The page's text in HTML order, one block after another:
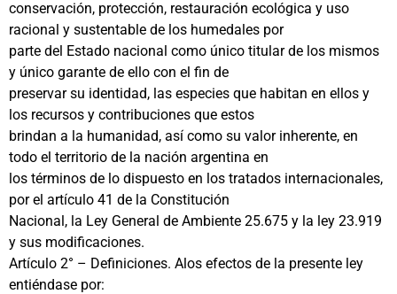
conservación, protección, restauración ecológica y uso
racional y sustentable de los humedales por
parte del Estado nacional como único titular de los mismos
y único garante de ello con el fin de
preservar su identidad, las especies que habitan en ellos y
los recursos y contribuciones que estos
brindan a la humanidad, así como su valor inherente, en
todo el territorio de la nación argentina en
los términos de lo dispuesto en los tratados internacionales,
por el artículo 41 de la Constitución
Nacional, la Ley General de Ambiente 25.675 y la ley 23.919
y sus modificaciones.
Artículo 2° – Definiciones. Alos efectos de la presente ley
entiéndase por: